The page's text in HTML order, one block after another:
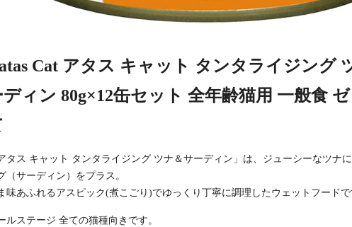
Cat アタス キャット タンタライジング
ディン 80g×12缶セット 全年齢猫用 一般食
タス キャット タンタライジング ツナ＆サーディン」は、ジューシーなツナ
（サーディン）をプラス。
味あふれるアスピック(煮こごり)でゆっくり丁寧に調理したウェットフードで
ルステージ 全ての猫種向きです。